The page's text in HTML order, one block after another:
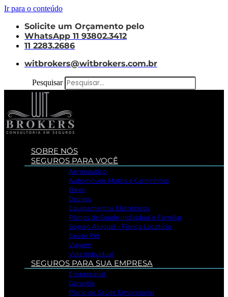
Ir para o conteúdo
Solicite um Orçamento pelo
WhatsApp 11 93802.3412
11 2283.2686
witbrokers@witbrokers.com.br
Pesquisar
SOBRE NÓS
SEGUROS PARA VOCÊ
Aeronáutico
Automóveis Motos e Caminhões
Bikes
Drones
Equipamentos Eletrônicos
Planos de Saúde Individual e Familiar
Seguro Aluguel – Fiança Locatícia
Saúde Pet
Viagem
Vida Individual
SEGUROS PARA SUA EMPRESA
Empresarial
Garantia
Plano de Saúde Empresarial